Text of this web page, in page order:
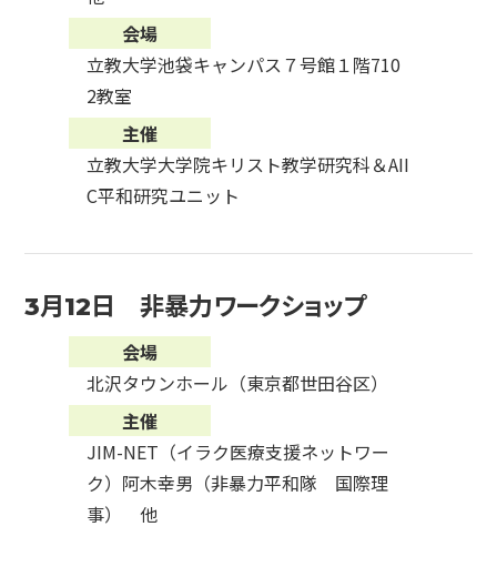
会場
立教大学池袋キャンパス７号館１階710
2教室
主催
立教大学大学院キリスト教学研究科＆AII
C平和研究ユニット
3月12日 非暴力ワークショップ
会場
北沢タウンホール（東京都世田谷区）
主催
JIM-NET（イラク医療支援ネットワー
ク）阿木幸男（非暴力平和隊 国際理
事） 他